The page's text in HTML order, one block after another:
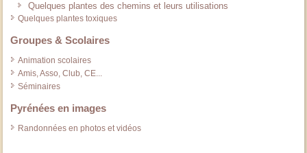
Quelques plantes des chemins et leurs utilisations
Quelques plantes toxiques
Groupes & Scolaires
Animation scolaires
Amis, Asso, Club, CE...
Séminaires
Pyrénées en images
Randonnées en photos et vidéos